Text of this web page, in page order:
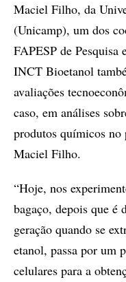
Maciel Filho, da
(Unicamp), um dos
FAPESP de
INCT Bioetanol
avaliações
caso, em análises
produtos químicos no
Maciel Filho.
“Hoje, nos
bagaço, depois que é
geração quando se
etanol, passa por um
celulares para a